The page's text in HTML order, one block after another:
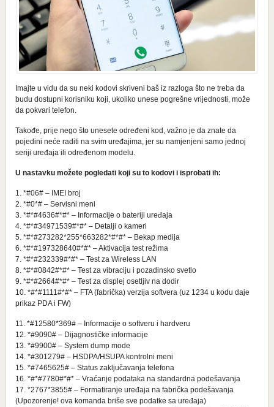
Imajte u vidu da su neki kodovi skriveni baš iz razloga što ne treba da
budu dostupni korisniku koji, ukoliko unese pogrešne vrijednosti, može
da pokvari telefon.
Takođe, prije nego što unesete određeni kod, važno je da znate da
pojedini neće raditi na svim uređajima, jer su namjenjeni samo jednoj
seriji uređaja ili određenom modelu.
U nastavku možete pogledati koji su to kodovi i isprobati ih:
1. *#06# – IMEI broj
2. *#0*# – Servisni meni
3. *#*#4636#*#* – Informacije o bateriji uređaja
4. *#*#34971539#*#* – Detalji o kameri
5. *#*#273282*255*663282*#*#* – Bekap medija
6. *#*#197328640#*#* – Aktivacija test režima
7. *#*#232339#*#* – Test za Wireless LAN
8. *#*#0842#*#* – Test za vibraciju i pozadinsko svetlo
9. *#*#2664#*#* – Test za displej osetljiv na dodir
10. *#*#1111#*#* – FTA (fabrička) verzija softvera (uz 1234 u kodu daje
prikaz PDA i FW)
11. *#12580*369# – Informacije o softveru i hardveru
12. *#9090# – Dijagnostičke informacije
13. *#9900# – System dump mode
14. *#301279# – HSDPA/HSUPA kontrolni meni
15. *#7465625# – Status zaključavanja telefona
16. *#*#7780#*#* – Vraćanje podataka na standardna podešavanja
17. *2767*3855# – Formatiranje uređaja na fabrička podešavanja
(Upozorenje! ova komanda briše sve podatke sa uređaja)